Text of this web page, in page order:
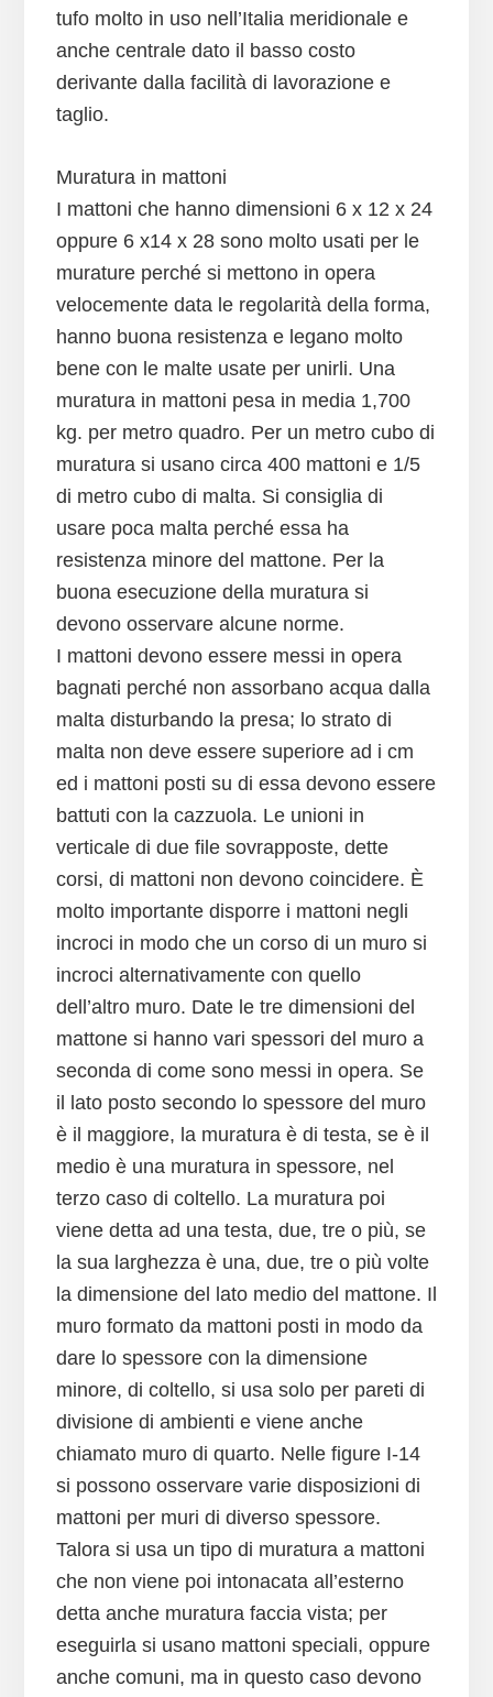
tufo molto in uso nell’Italia meridionale e
anche centrale dato il basso costo
derivante dalla facilità di lavorazione e
taglio.
Muratura in mattoni
I mattoni che hanno dimensioni 6 x 12 x 24
oppure 6 x14 x 28 sono molto usati per le
murature perché si mettono in opera
velocemente data le regolarità della forma,
hanno buona resistenza e legano molto
bene con le malte usate per unirli. Una
muratura in mattoni pesa in media 1,700
kg. per metro quadro. Per un metro cubo di
muratura si usano circa 400 mattoni e 1/5
di metro cubo di malta. Si consiglia di
usare poca malta perché essa ha
resistenza minore del mattone. Per la
buona esecuzione della muratura si
devono osservare alcune norme.
I mattoni devono essere messi in opera
bagnati perché non assorbano acqua dalla
malta disturbando la presa; lo strato di
malta non deve essere superiore ad i cm
ed i mattoni posti su di essa devono essere
battuti con la cazzuola. Le unioni in
verticale di due file sovrapposte, dette
corsi, di mattoni non devono coincidere. È
molto importante disporre i mattoni negli
incroci in modo che un corso di un muro si
incroci alternativamente con quello
dell’altro muro. Date le tre dimensioni del
mattone si hanno vari spessori del muro a
seconda di come sono messi in opera. Se
il lato posto secondo lo spessore del muro
è il maggiore, la muratura è di testa, se è il
medio è una muratura in spessore, nel
terzo caso di coltello. La muratura poi
viene detta ad una testa, due, tre o più, se
la sua larghezza è una, due, tre o più volte
la dimensione del lato medio del mattone. Il
muro formato da mattoni posti in modo da
dare lo spessore con la dimensione
minore, di coltello, si usa solo per pareti di
divisione di ambienti e viene anche
chiamato muro di quarto. Nelle figure I-14
si possono osservare varie disposizioni di
mattoni per muri di diverso spessore.
Talora si usa un tipo di muratura a mattoni
che non viene poi intonacata all’esterno
detta anche muratura faccia vista; per
eseguirla si usano mattoni speciali, oppure
anche comuni, ma in questo caso devono